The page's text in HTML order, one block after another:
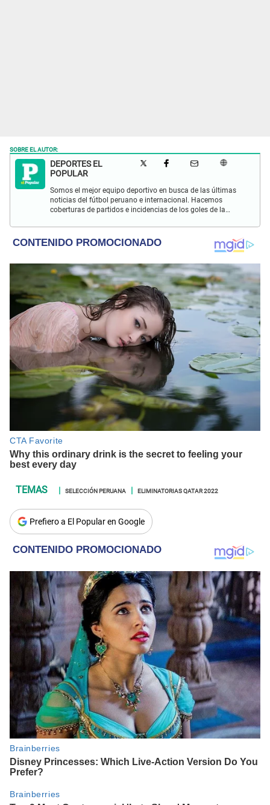
SOBRE EL AUTOR:
DEPORTES EL
POPULAR
Somos el mejor equipo deportivo en busca de las últimas
noticias del fútbol peruano e internacional. Hacemos
coberturas de partidos e incidencias de los goles de la
eventos deportivos.
SELECCIÓN PERUANA ELIMINATORIAS QATAR 2022
Prefiero a El Popular en Google